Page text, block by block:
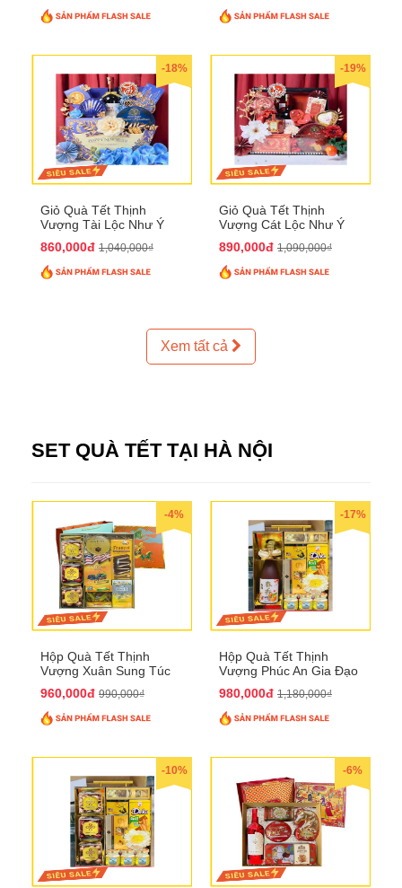
-18%
Giỏ Quà Tết Thịnh
Vượng Tài Lộc Như Ý
860,000đ 1,040,000₫
-19%
Giỏ Quà Tết Thịnh
Vượng Cát Lộc Như Ý
890,000đ 1,090,000₫
Xem tất cả
SET QUÀ TẾT TẠI HÀ NỘI
-4%
Hộp Quà Tết Thịnh
Vượng Xuân Sung Túc
960,000đ 990,000₫
-17%
Hộp Quà Tết Thịnh
Vượng Phúc An Gia Đạo
980,000đ 1,180,000₫
-10% -6%